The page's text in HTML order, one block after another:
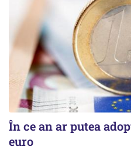
În ce an ar putea
euro